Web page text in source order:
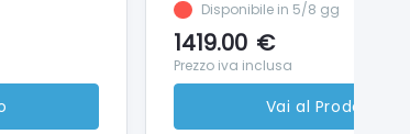
Disponibile in 5/8 gg
1419.00 €
Prezzo iva inclusa
Vai al Prodotto